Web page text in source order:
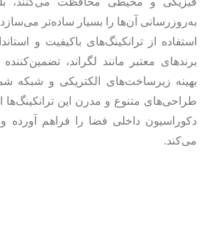
به‌روزرسانی آن‌ها را بسیار ساده‌تر
استفاده از ترانکینگ‌های باکیفیت و
برندهای معتبر مانند لگراند،
بهینه زیرساخت‌های الکتریکی و شبکه
طراحی‌های متنوع و مدرن این ترانکینگ‌ها
دکوراسیون داخلی فضا را فراهم آورده
می‌کند.